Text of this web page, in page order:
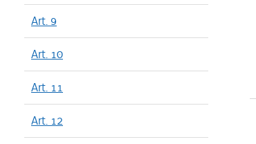
Art. 9
Art. 10
Art. 11
Art. 12